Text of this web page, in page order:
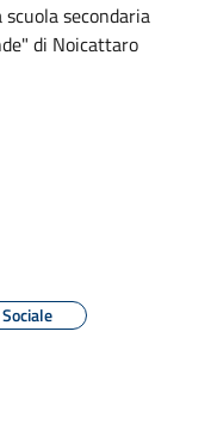
secondaria
di Noicattaro
Sociale